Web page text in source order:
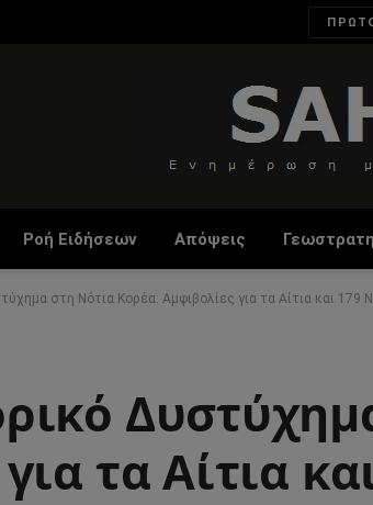
Ροή Ειδήσεων Απόψεις
στη Νότια Κορέα: Αμφιβολίες για τα Αίτια και 179
τα Αίτια